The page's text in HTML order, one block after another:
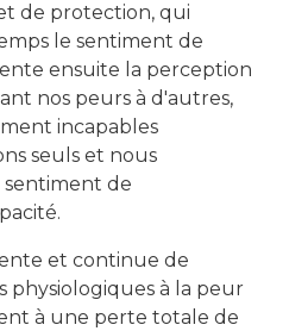
de protection, qui
le sentiment de
ensuite la perception
nos peurs à d'autres,
incapables
seuls et nous
sentiment de
et continue de
physiologiques à la peur
à une perte totale de